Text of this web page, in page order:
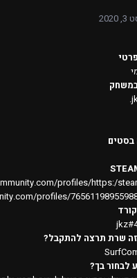
בסטים
profiles/https:/
profiles/
שרת תרצה להתקבל?
לבחור בך?